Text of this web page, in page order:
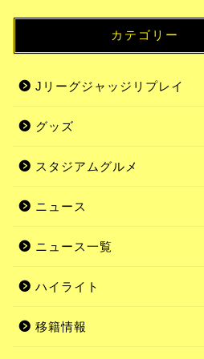
カテゴリー
Jリーグジャッジリプレイ
グッズ
スタジアムグルメ
ニュース
ニュース一覧
ハイライト
移籍情報